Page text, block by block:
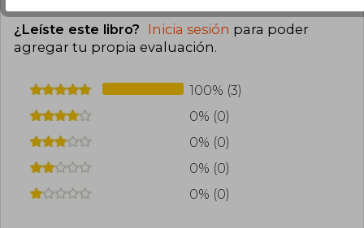
¿Leíste este libro? Inicia sesión para poder
agregar tu propia evaluación.
100% (3)
0% (0)
0% (0)
0% (0)
0% (0)